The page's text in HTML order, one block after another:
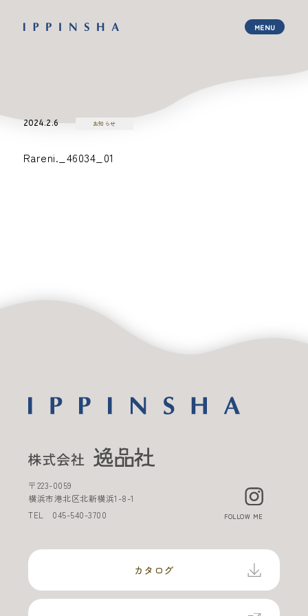
2024.2.6 お知らせ
Rareni._46034_01
〒223-0059
横浜市港北区北新横浜1-8-1
TEL 045-540-3700 FOLLOW ME
カタログ